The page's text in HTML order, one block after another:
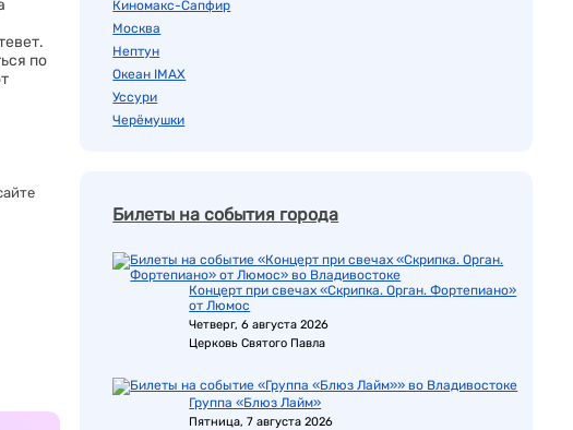
по
Киномакс-Сапфир
Москва
Нептун
Океан IMAX
Уссури
Черёмушки
Билеты на события города
Концерт при свечах «Скрипка. Орган. Фортепиано»
от Люмос
Четверг, 6 августа 2026
Церковь Святого Павла
Группа «Блюз Лайм»
Пятница, 7 августа 2026